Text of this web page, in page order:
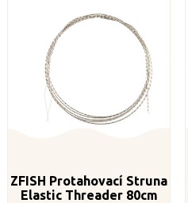
ZFISH Protahovací Struna
Elastic Threader 80cm